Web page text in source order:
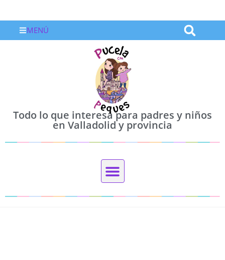
MENÚ
Todo lo que interesa para padres y niños
en Valladolid y provincia